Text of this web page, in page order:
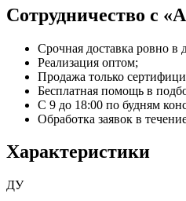
Сотрудничество с
Срочная доставка ровно в
Реализация оптом;
Продажа только
Бесплатная помощь в
С 9 до 18:00 по будням
Обработка заявок в
Характеристики
ДУ